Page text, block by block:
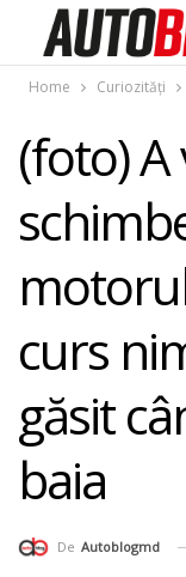
Home Curiozități
(foto) A
curs
găsit
baia
De Autoblogmd